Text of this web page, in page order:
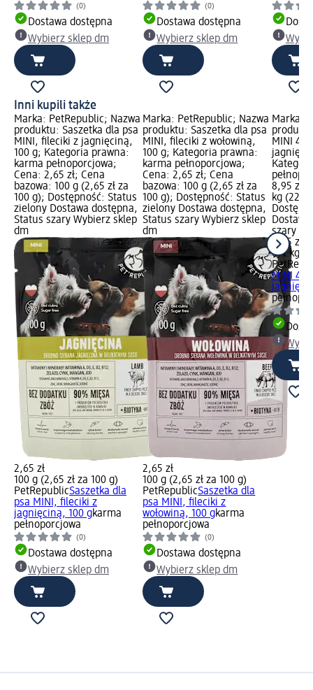
(0)
Dostawa dostępna
Wybierz sklep dm
(0)
Dostawa dostępna
Wybierz sklep dm
Inni kupili także
Marka: PetRepublic; Nazwa
produktu: Saszetka dla psa
MINI, fileciki z jagnięciną,
100 g; Kategoria prawna:
karma pełnoporcjowa;
Cena: 2,65 zł; Cena
bazowa: 100 g (2,65 zł za
100 g); Dostępność: Status
zielony Dostawa dostępna,
Status szary Wybierz sklep
dm
2,65 zł
100 g (2,65 zł za 100 g)
PetRepublicSaszetka dla
psa MINI, fileciki z
jagnięciną, 100 gkarma
pełnoporcjowa
(0)
Dostawa dostępna
Wybierz sklep dm
Marka: PetRepublic; Nazwa
produktu: Saszetka dla psa
MINI, fileciki z wołowiną,
100 g; Kategoria prawna:
karma pełnoporcjowa;
Cena: 2,65 zł; Cena
bazowa: 100 g (2,65 zł za
100 g); Dostępność: Status
zielony Dostawa dostępna,
Status szary Wybierz sklep
dm
2,65 zł
100 g (2,65 zł za 100 g)
PetRepublicSaszetka dla
psa MINI, fileciki z
wołowiną, 100 gkarma
pełnoporcjowa
(0)
Dostawa dostępna
Wybierz sklep dm
Marka:
MINI
8,95 zł;
kg
szary
8,95 zł
0,4 kg
MINI